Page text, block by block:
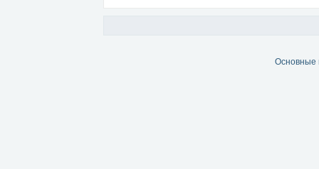
Основные